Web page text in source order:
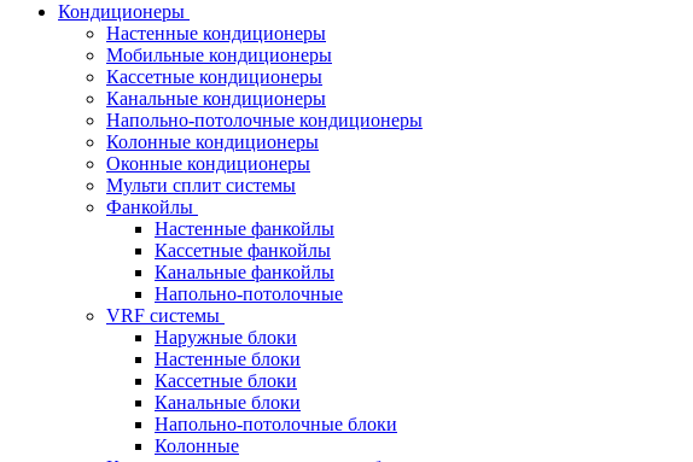
Кондиционеры
Настенные кондиционеры
Мобильные кондиционеры
Кассетные кондиционеры
Канальные кондиционеры
Напольно-потолочные кондиционеры
Колонные кондиционеры
Оконные кондиционеры
Мульти сплит системы
Фанкойлы
Настенные фанкойлы
Кассетные фанкойлы
Канальные фанкойлы
Напольно-потолочные
VRF системы
Наружные блоки
Настенные блоки
Кассетные блоки
Канальные блоки
Напольно-потолочные блоки
Колонные